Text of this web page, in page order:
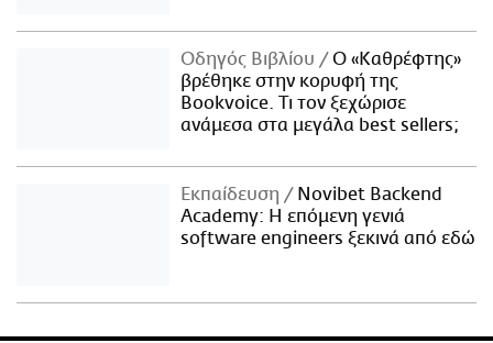
Οδηγός Βιβλίου
Ο «Καθρέφτης»
βρέθηκε στην κορυφή της
Bookvoice. Τι τον ξεχώρισε
ανάμεσα στα μεγάλα best sellers;
Εκπαίδευση
Novibet Backend
Academy: Η επόμενη γενιά
software engineers ξεκινά από εδώ